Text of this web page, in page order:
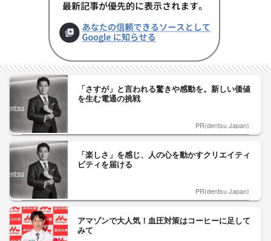
「さすが」と言われる驚きや感動を。新しい価値
を生む電通の挑戦
PR(dentsu Japan)
「楽しさ」を感じ、人の心を動かすクリエイティ
ビティを届ける
PR(dentsu Japan)
アマゾンで大人気！血圧対策はコーヒーに足して
みて